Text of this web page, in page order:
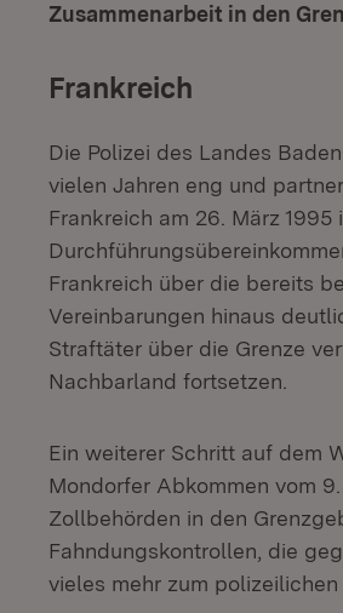
Zusammenarbeit in den
Frankreich
Die Polizei des Landes
vielen Jahren eng und
Frankreich am 26. März
Frankreich über die bereits
Vereinbarungen hinaus
Straftäter über die Grenze
Nachbarland fortsetzen.
Ein weiterer Schritt auf dem
Mondorfer Abkommen vom
Zollbehörden in den
Fahndungskontrollen, die
vieles mehr zum polizeilichen